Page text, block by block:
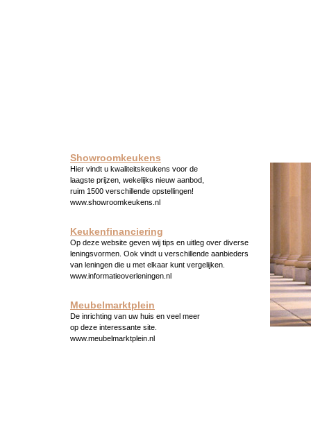
Showroomkeukens
Hier vindt u kwaliteitskeukens voor de
laagste prijzen, wekelijks nieuw aanbod,
ruim 1500 verschillende opstellingen!
www.showroomkeukens.nl
Keukenfinanciering
Op deze website geven wij tips en uitleg over diverse
leningsvormen. Ook vindt u verschillende aanbieders
van leningen die u met elkaar kunt vergelijken.
www.informatieoverleningen.nl
Meubelmarktplein
De inrichting van uw huis en veel meer
op deze interessante site.
www.meubelmarktplein.nl